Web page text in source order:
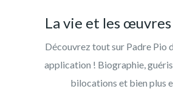
La vie et les
Découvrez tout sur Padre Pio
application ! Biographie,
bilocations et bien plus